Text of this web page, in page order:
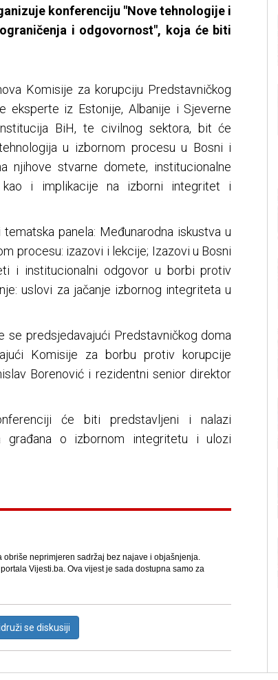
konferenciju "Nove tehnologije i
i odgovornost", koja će biti
Komisije za korupciju Predstavničkog
eksperte iz Estonije, Albanije i Sjeverne
BiH, te civilnog sektora, bit će
u izbornom procesu u Bosni i
njihove stvarne domete, institucionalne
kao i implikacije na izborni integritet i
panela: Međunarodna iskustva u
procesu: izazovi i lekcije; Izazovi u Bosni
i institucionalni odgovor u borbi protiv
uslovi za jačanje izbornog integriteta u
se predsjedavajući Predstavničkog doma
Komisije za borbu protiv korupcije
Borenović i rezidentni senior direktor
će biti predstavljeni i nalazi
građana o izbornom integritetu i ulozi
neprimjeren sadržaj bez najave i objašnjenja.
Vijesti.ba. Ova vijest je sada dostupna samo za
se diskusiji